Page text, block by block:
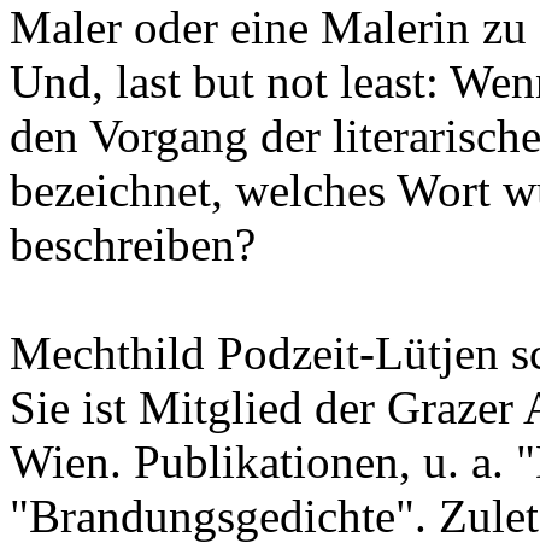
Maler oder eine Malerin zu
Und, last but not least:
den Vorgang der
bezeichnet, welches Wort
beschreiben?
Mechthild Podzeit-Lütjen
Sie ist Mitglied der Grazer
Wien. Publikationen, u. a.
"Brandungsgedichte".